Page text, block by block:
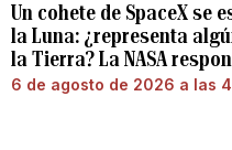
Un cohete de SpaceX se
la Luna: ¿representa
la Tierra? La NASA
6 de agosto de 2026 a las